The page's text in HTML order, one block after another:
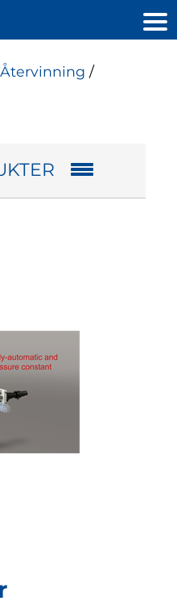
Återvinning/